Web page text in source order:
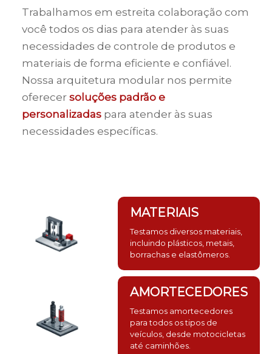
MATERIAIS
Testamos diversos materiais,
incluindo plásticos, metais,
borrachas e elastômeros.
AMORTECEDORES
Testamos amortecedores
para todos os tipos de
veículos, desde motocicletas
até caminhões.
Trabalhamos em estreita colaboração com
você todos os dias para atender às suas
necessidades de controle de produtos e
materiais de forma eficiente e confiável.
Nossa arquitetura modular nos permite
oferecer soluções padrão e
personalizadaspara atender às suas
necessidades específicas.